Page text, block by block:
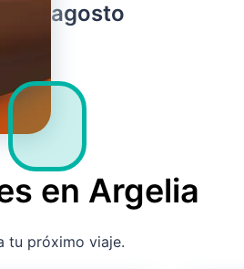
agosto
en Argelia
tu próximo viaje.